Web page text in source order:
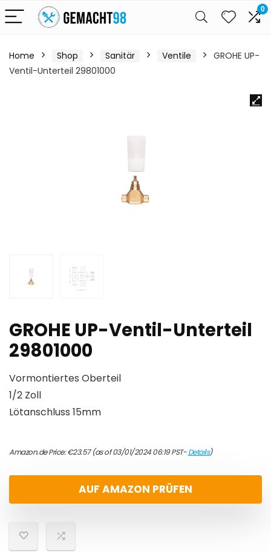
0
Home Shop Sanitär Ventile
GROHE UP-
Ventil-Unterteil 29801000
GROHE UP-Ventil-Unterteil
29801000
Vormontiertes Oberteil
1/2 Zoll
Lötanschluss 15mm
Amazon.de Price:€23.57(as of 03/01/2024 06:19 PST-Details)
AUF AMAZON PRÜFEN